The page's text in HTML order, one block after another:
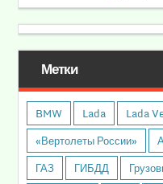
Метки
BMW Lada Lada
«Вертолеты России»
ГАЗ
ГИБДД